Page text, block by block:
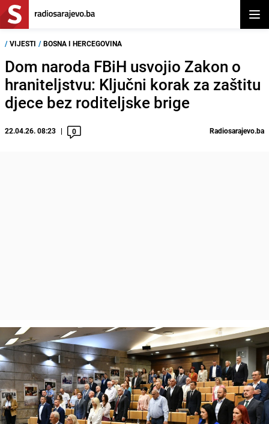
/ VIJESTI / BOSNA I HERCEGOVINA
Dom naroda FBiH usvojio Zakon o
hraniteljstvu: Ključni korak za zaštitu
djece bez roditeljske brige
22.04.26. 08:23 0 Radiosarajevo.ba